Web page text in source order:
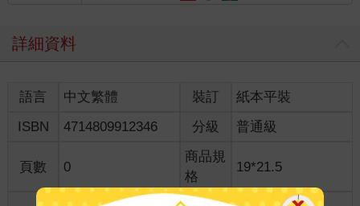
詳細資料
語言 中文繁體 裝訂
紙本平裝
ISBN
4714809912346 分級 普通級
頁數 0
商品規
格
19*21.5